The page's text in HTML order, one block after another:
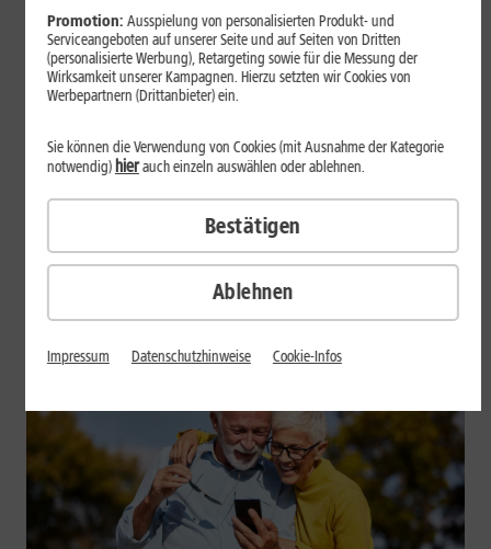
Bestenliste
Smartphones mit langer
Akkulaufzeit 2026: Diese Modelle
halten im Alltag besonders lange
durch
Smartphones mit langer Akkulaufzeit sind 2026 gefragter denn
je. Der Artikel zeigt Modelle, die besonders lange durchhalten,
erklärt die wichtigsten Einflussfaktoren und vergleicht Geräte mit
großem Akku und hoher Energieeffizienz.
Mehr erfahren
Promotion: Ausspielung von personalisierten Produkt- und
Serviceangeboten auf unserer Seite und auf Seiten von Dritten
(personalisierte Werbung), Retargeting sowie für die Messung der
Wirksamkeit unserer Kampagnen. Hierzu setzten wir Cookies von
Werbepartnern (Drittanbieter) ein.
Ablehnen
Sie können die Verwendung von Cookies (mit Ausnahme der Kategorie
notwendig) hierauch einzeln auswählen oder ablehnen.
Bestätigen
Impressum Datenschutzhinweise Cookie-Infos